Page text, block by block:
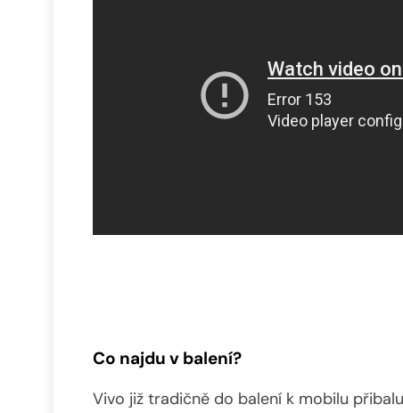
Co najdu v balení?
Vivo již tradičně do balení k mobilu